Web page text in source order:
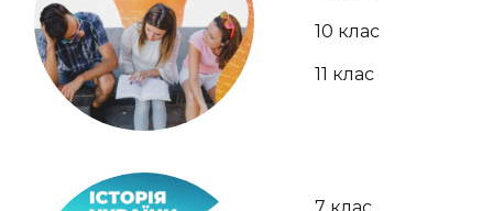
10 клас
11 клас
7 клас